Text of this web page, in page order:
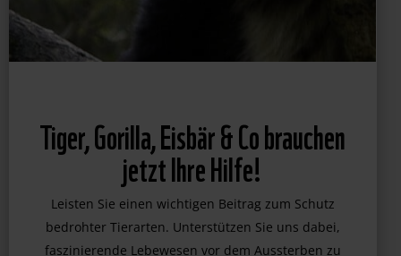
Tiger, Gorilla, Eisbär & Co brauchen
jetzt Ihre Hilfe!
Leisten Sie einen wichtigen Beitrag zum Schutz
bedrohter Tierarten. Unterstützen Sie uns dabei,
faszinierende Lebewesen vor dem Aussterben zu